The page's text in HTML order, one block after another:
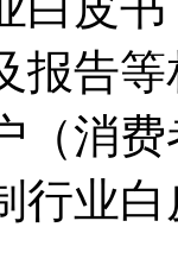
报告
（消
行业